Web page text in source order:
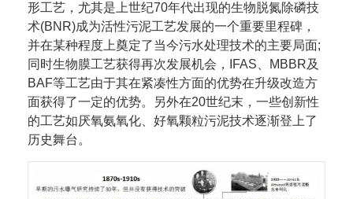
形工艺，尤其是上世纪70年代出现的生物脱氮除磷技
术(BNR)成为活性污泥工艺发展的一个重要里程碑，
并在某种程度上奠定了当今污水处理技术的主要局面;
同时生物膜工艺获得再次发展机会，IFAS、MBBR及
BAF等工艺由于其在紧凑性方面的优势在升级改造方
面获得了一定的优势。另外在20世纪末，一些创新性
的工艺如厌氧氨氧化、好氧颗粒污泥技术逐渐登上了
历史舞台。